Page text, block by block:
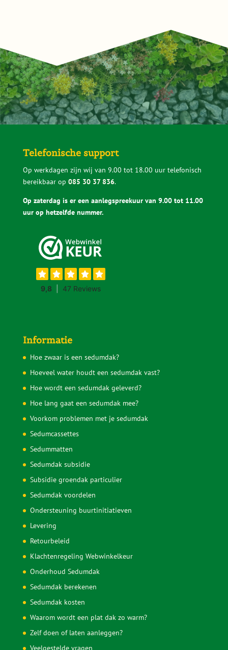
Telefonische support
Op werkdagen zijn wij van 9.00 tot 18.00 uur telefonisch
bereikbaar op 085 30 37 836.
Op zaterdag is er een aanlegspreekuur van 9.00 tot 11.00
uur op hetzelfde nummer.
Informatie
Hoe zwaar is een sedumdak?
Hoeveel water houdt een sedumdak vast?
Hoe wordt een sedumdak geleverd?
Hoe lang gaat een sedumdak mee?
Voorkom problemen met je sedumdak
Sedumcassettes
Sedummatten
Sedumdak subsidie
Subsidie groendak particulier
Sedumdak voordelen
Ondersteuning buurtinitiatieven
Levering
Retourbeleid
Klachtenregeling Webwinkelkeur
Onderhoud Sedumdak
Sedumdak berekenen
Sedumdak kosten
Waarom wordt een plat dak zo warm?
Zelf doen of laten aanleggen?
Veelgestelde vragen